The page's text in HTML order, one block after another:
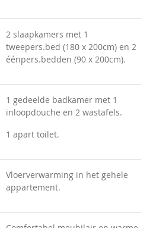
2 slaapkamers met 1
tweepers.bed (180 x 200cm) en 2
éénpers.bedden (90 x 200cm).
1 gedeelde badkamer met 1
inloopdouche en 2 wastafels.
1 apart toilet.
Vloerverwarming in het gehele
appartement.